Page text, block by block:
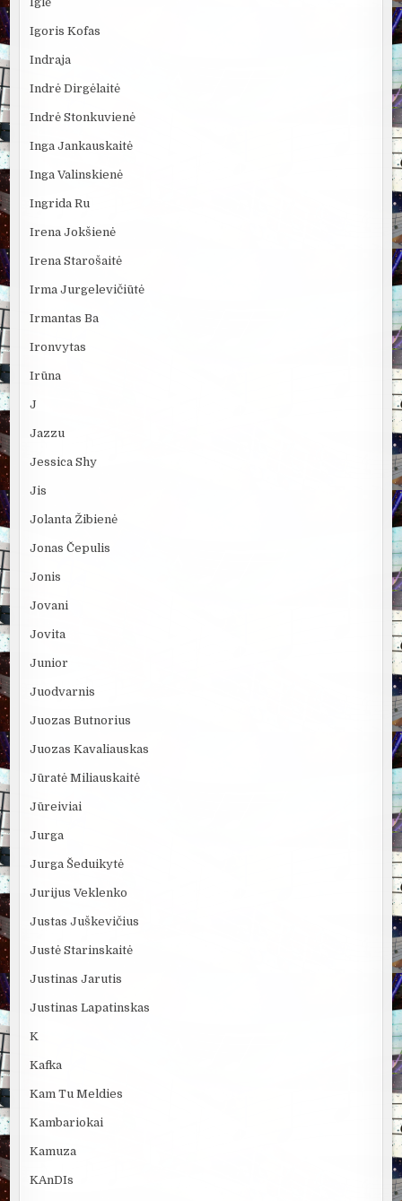
Igoris Kofas
Indraja
Indrė Dirgėlaitė
Indrė Stonkuvienė
Inga Jankauskaitė
Inga Valinskienė
Ingrida Ru
Irena Jokšienė
Irena Starošaitė
Irma Jurgelevičiūtė
Irmantas Ba
Ironvytas
Irūna
J
Jazzu
Jessica Shy
Jis
Jolanta Žibienė
Jonas Čepulis
Jonis
Jovani
Jovita
Junior
Juodvarnis
Juozas Butnorius
Juozas Kavaliauskas
Jūratė Miliauskaitė
Jūreiviai
Jurga
Jurga Šeduikytė
Jurijus Veklenko
Justas Juškevičius
Justė Starinskaitė
Justinas Jarutis
Justinas Lapatinskas
K
Kafka
Kam Tu Meldies
Kambariokai
Kamuza
KAnDIs